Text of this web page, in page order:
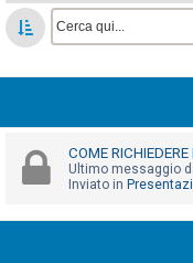
o
m
n
COME
Ultimo messaggio
Inviato in